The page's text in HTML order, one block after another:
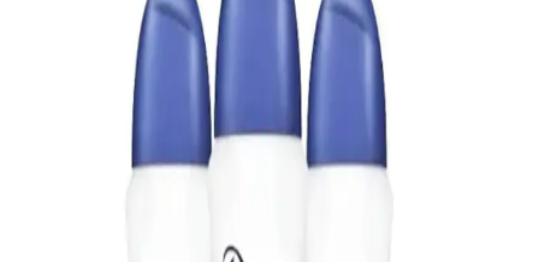
Koltuk Altı Karanlıklarının Nedenleri ve Asya
Güzellik Ürünleriyle Etkili Bakım Yöntemleri
Koltuk altı kararmalarının temel nedenleri sürtünme, tahriş ve ölü
deri birikimidir. Niasinamid, traneksamik asit gibi aktif içeriklerle
düzenli bakım ve uygun deodorant seçimi, cilt tonunu eşitlemede
Deotak Roll-On Deodorant Kadınlar İçin Günlük